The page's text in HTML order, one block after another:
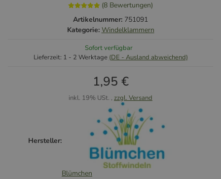
(8 Bewertungen)
Artikelnummer: 751091
Kategorie: Windelklammern
Sofort verfügbar
Lieferzeit: 1 - 2 Werktage (DE - Ausland abweichend)
1,95 €
inkl. 19% USt. , zzgl. Versand
Hersteller:
Blümchen